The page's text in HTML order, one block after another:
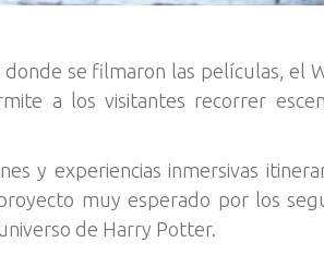
se filmaron las películas, el
a los visitantes recorrer
y experiencias inmersivas
muy esperado por los
de Harry Potter.